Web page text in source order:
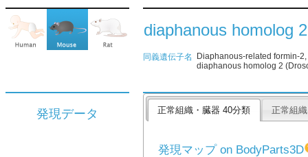
diaphanous homolog
同義遺伝子名
Diaphanous-related formin-
diaphanous homolog 2
発現データ 正常組織・臓器 40分類 正常組
発現マップ on BodyParts3D